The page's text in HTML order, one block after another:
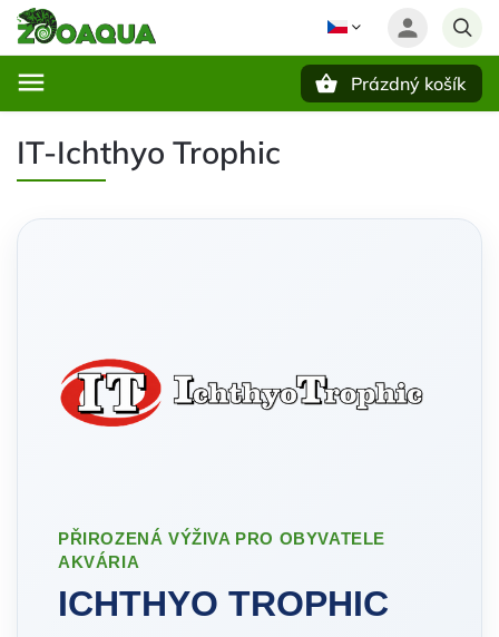
Prázdný košík
IT-Ichthyo Trophic
PŘIROZENÁ VÝŽIVA PRO OBYVATELE
AKVÁRIA
ICHTHYO TROPHIC